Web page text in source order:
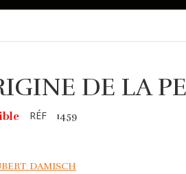
DE LA
RÉF 1459
DAMISCH